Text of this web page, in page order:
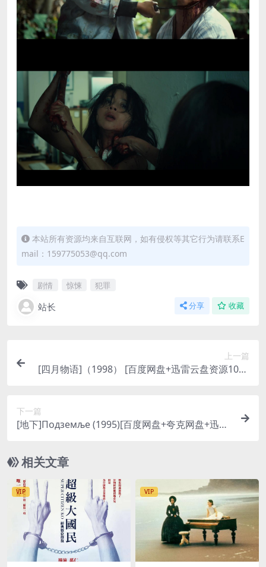
本站所有资源均来自互联网，如有侵权等其它行为请联系E
mail：159775053@qq.com
剧情 惊悚 犯罪
站长 分享 收藏
上一篇
[四月物语]（1998） [百度网盘+迅雷云盘资源1080
下一篇
[地下]Подземље (1995)[百度网盘+夸克网盘+迅雷
字幕]
相关文章
VIP VIP